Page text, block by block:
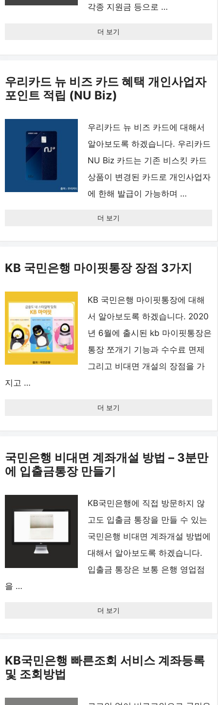
각종 지원금 등으로 …
더 보기
우리카드 뉴 비즈 카드 혜택 개인사업자
포인트 적립 (NU Biz)
우리카드 뉴 비즈 카드에 대해서
알아보도록 하겠습니다. 우리카드
NU Biz 카드는 기존 비스킷 카드
상품이 변경된 카드로 개인사업자
에 한해 발급이 가능하며 …
더 보기
KB 국민은행 마이핏통장 장점 3가지
KB 국민은행 마이핏통장에 대해
서 알아보도록 하겠습니다. 2020
년 6월에 출시된 kb 마이핏통장은
통장 쪼개기 기능과 수수료 면제
그리고 비대면 개설의 장점을 가
지고 …
더 보기
국민은행 비대면 계좌개설 방법 – 3분만
에 입출금통장 만들기
KB국민은행에 직접 방문하지 않
고도 입출금 통장을 만들 수 있는
국민은행 비대면 계좌개설 방법에
대해서 알아보도록 하겠습니다.
입출금 통장은 보통 은행 영업점
을 …
더 보기
KB국민은행 빠른조회 서비스 계좌등록
및 조회방법